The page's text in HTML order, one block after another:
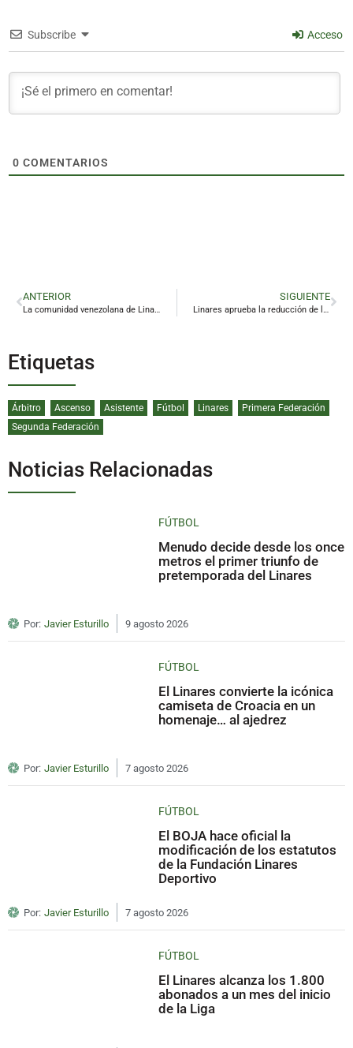
Subscribe Acceso
0 COMENTARIOS
ANTERIOR
La comunidad venezolana de Linares vive con angustia las horas posteriores a los terremotos
SIGUIENTE
Linares aprueba la reducción de los impuestos sobre bienes inmuebles y construcciones
Etiquetas
Árbitro Ascenso Asistente Fútbol Linares
Primera Federación
Segunda Federación
Noticias Relacionadas
FÚTBOL
Menudo decide desde los once
metros el primer triunfo de
pretemporada del Linares
Por: Javier Esturillo 9 agosto 2026
FÚTBOL
El Linares convierte la icónica
camiseta de Croacia en un
homenaje… al ajedrez
Por: Javier Esturillo 7 agosto 2026
FÚTBOL
El BOJA hace oficial la
modificación de los estatutos
de la Fundación Linares
Deportivo
Por: Javier Esturillo 7 agosto 2026
FÚTBOL
El Linares alcanza los 1.800
abonados a un mes del inicio
de la Liga